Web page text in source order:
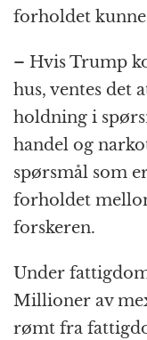
forholdet
– Hvis Trump
hus, ventes det
holdning i
handel og
spørsmål som
forholdet
forskeren.
Under
Millioner av
rømt fra